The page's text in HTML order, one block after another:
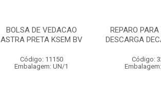
BOLSA DE VEDACAO
ASTRA PRETA KSEM BV
Código: 11150
Embalagem: UN/1
REPARO
DESCARGA
Código: